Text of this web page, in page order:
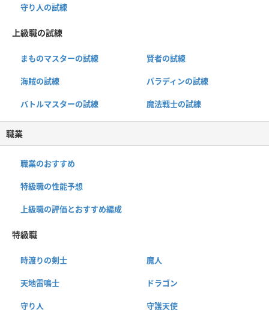
守り人の試練
上級職の試練
まものマスターの試練 賢者の試練
海賊の試練 パラディンの試練
バトルマスターの試練 魔法戦士の試練
職業
職業のおすすめ
特級職の性能予想
上級職の評価とおすすめ編成
特級職
時渡りの剣士 魔人
天地雷鳴士 ドラゴン
守り人 守護天使